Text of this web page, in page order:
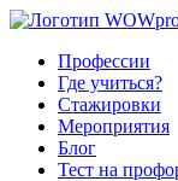
Профессии
Где учиться?
Стажировки
Мероприятия
Блог
Тест на